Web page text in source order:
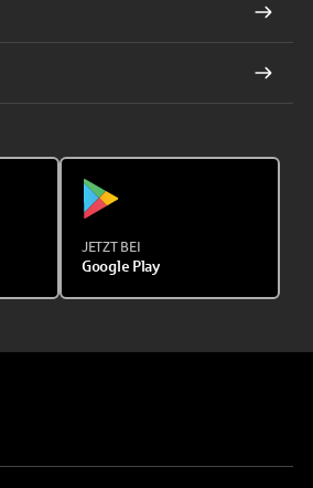
JETZT BEI
Google Play